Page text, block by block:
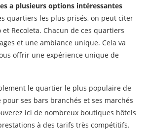
a plusieurs options intéressantes
quartiers les plus prisés, on peut citer
et Recoleta. Chacun de ces quartiers
et une ambiance unique. Cela va
offrir une expérience unique de
le quartier le plus populaire de
ses bars branchés et ses marchés
ici de nombreux boutiques hôtels
à des tarifs très compétitifs.